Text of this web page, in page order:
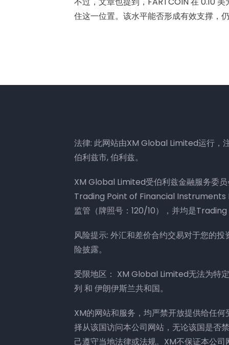
住这一位置。该水平能否形成有效支撑，
法律: 此网站由XM Global Limited运行
伯利兹市, 伯利兹。
XM Global Limited受伯利兹金融服务委
Trading Point of Financial Instruments
监管（牌照号：120/10），并均是
风险提示: 外汇和差价合约交易对于您的
险披露。
受限地区： XM Global Limited无法为特
列 和 伊朗伊斯兰共和国。
XM的网站和服务，均严禁开放提供给任
择从该国访问本公司网站，无论该国是否
己遵守当地法律或法规。XM不保证本公